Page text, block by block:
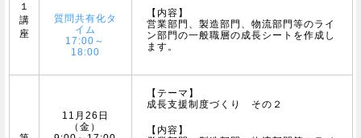
１
講
座
質問共有化タ
イム
17:00～
18:00
【内容】
営業部門、製造部門、物流部門等のライ
ン部門の一般職層の成長シートを作成し
ます。
11月26日
（金）
【テーマ】
成長支援制度づくり その２
【内容】